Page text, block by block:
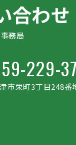
合わせ
事務局
229-
市栄町3丁目248番